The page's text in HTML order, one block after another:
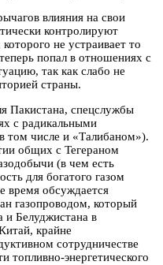
влияния на свои
контролируют
не устраивает то
попал в отношениях с
так как слабо не
страны.
Пакистана, спецслужбы
с радикальными
том числе и «Талибаном»).
общих с Тегераном
(в чем есть
для богатого газом
время обсуждается
газопроводом, который
и Белуджистана в
крайне
сотрудничестве
энергетического